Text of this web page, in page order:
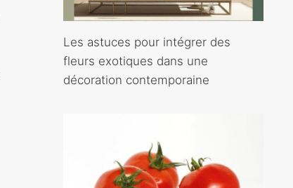
Les astuces pour intégrer des
fleurs exotiques dans une
décoration contemporaine